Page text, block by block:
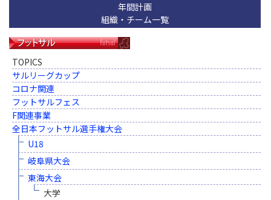
年間計画
組織・チーム一覧
TOPICS
サルリーグカップ
コロナ関連
フットサルフェス
F関連事業
全日本フットサル選手権大会
U18
岐阜県大会
東海大会
大学